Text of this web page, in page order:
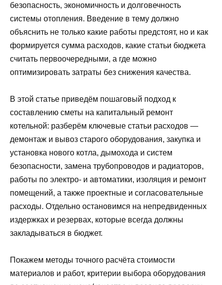
безопасность, экономичность и долговечность
системы отопления. Введение в тему должно
объяснить не только какие работы предстоят, но и как
формируется сумма расходов, какие статьи бюджета
считать первоочередными, а где можно
оптимизировать затраты без снижения качества.
В этой статье приведём пошаговый подход к
составлению сметы на капитальный ремонт
котельной: разберём ключевые статьи расходов —
демонтаж и вывоз старого оборудования, закупка и
установка нового котла, дымохода и систем
безопасности, замена трубопроводов и радиаторов,
работы по электро- и автоматики, изоляция и ремонт
помещений, а также проектные и согласовательные
расходы. Отдельно остановимся на непредвиденных
издержках и резервах, которые всегда должны
закладываться в бюджет.
Покажем методы точного расчёта стоимости
материалов и работ, критерии выбора оборудования